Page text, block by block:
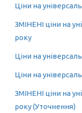
Ціни на
ЗМІНЕНІ ціни на
року
Ціни на
Ціни на
ЗМІНЕНІ ціни на
року (Уточнення)